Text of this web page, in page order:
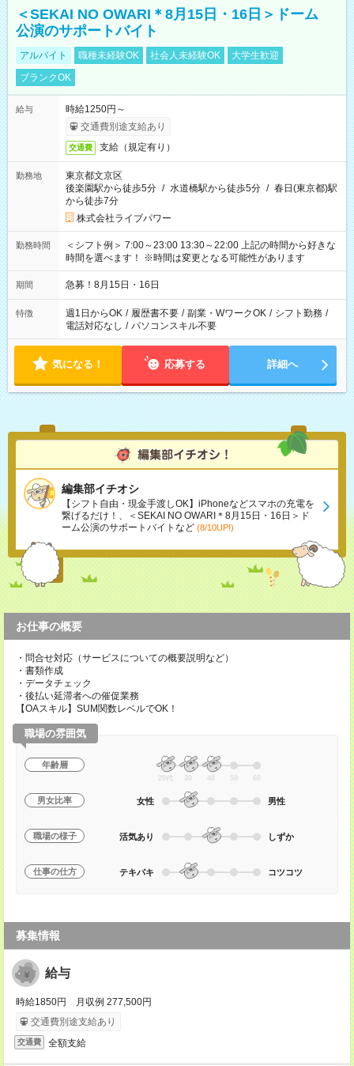
＜SEKAI NO OWARI＊8月15日・16日＞ドーム
公演のサポートバイト
アルバイト 職種未経験OK 社会人未経験OK
大学生歓迎
ブランクOK
給与
時給1250円～
交通費別途支給あり
交通費 支給（規定有り）
勤務地
東京都文京区
後楽園駅から徒歩5分 / 水道橋駅から徒歩5分 / 春日(東京都)駅
から徒歩7分
株式会社ライブパワー
勤務時間
＜シフト例＞ 7:00～23:00 13:30～22:00 上記の時間から好きな
時間を選べます！ ※時間は変更となる可能性があります
期間 急募！8月15日・16日
特徴 週1日からOK / 履歴書不要 / 副業・WワークOK / シフト勤務 /
電話対応なし / パソコンスキル不要
気になる！ 応募する 詳細へ
編集部イチオシ
【シフト自由・現金手渡しOK】iPhoneなどスマホの充電を
繋げるだけ！、＜SEKAI NO OWARI＊8月15日・16日＞ド
ーム公演のサポートバイトなど (8/10UP!)
お仕事の概要
・問合せ対応（サービスについての概要説明など）
・書類作成
・データチェック
・後払い延滞者への催促業務
【OAスキル】SUM関数レベルでOK！
職場の雰囲気
年齢層
20代 30 40 50 60
男女比率 女性 男性
職場の様子 活気あり しずか
仕事の仕方 テキパキ コツコツ
募集情報
給与
時給1850円 月収例 277,500円
交通費別途支給あり
交通費 全額支給